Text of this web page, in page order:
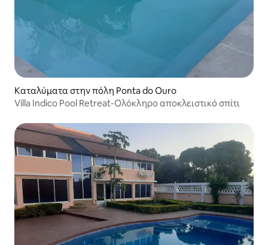
Καταλύματα στην πόλη Ponta do Ouro
Villa Indico Pool Retreat-Ολόκληρο αποκλειστικό σπίτι